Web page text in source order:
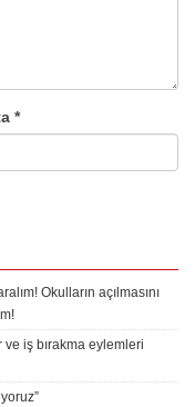
*
Okulların açılmasını
ve iş bırakma eylemleri